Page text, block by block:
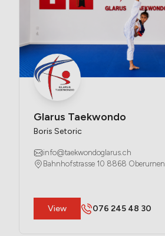
Glarus Taekwondo
Boris Setoric
info@taekwondoglarus.ch
Bahnhofstrasse 10 8868 Oberurnen
​View 076 245 48 30